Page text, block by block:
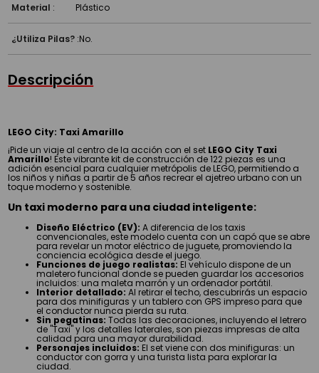
Material : Plástico
¿Utiliza Pilas? :No.
Descripción
LEGO City: Taxi Amarillo
¡Pide un viaje al centro de la acción con el set LEGO City Taxi
Amarillo! Este vibrante kit de construcción de 122 piezas es una
adición esencial para cualquier metrópolis de LEGO, permitiendo a
los niños y niñas a partir de 5 años recrear el ajetreo urbano con un
toque moderno y sostenible.
Un taxi moderno para una ciudad inteligente:
Diseño Eléctrico (EV): A diferencia de los taxis
convencionales, este modelo cuenta con un capó que se abre
para revelar un motor eléctrico de juguete, promoviendo la
conciencia ecológica desde el juego.
Funciones de juego realistas: El vehículo dispone de un
maletero funcional donde se pueden guardar los accesorios
incluidos: una maleta marrón y un ordenador portátil.
Interior detallado: Al retirar el techo, descubrirás un espacio
para dos minifiguras y un tablero con GPS impreso para que
el conductor nunca pierda su ruta.
Sin pegatinas: Todas las decoraciones, incluyendo el letrero
de "Taxi" y los detalles laterales, son piezas impresas de alta
calidad para una mayor durabilidad.
Personajes incluidos: El set viene con dos minifiguras: un
conductor con gorra y una turista lista para explorar la
ciudad.